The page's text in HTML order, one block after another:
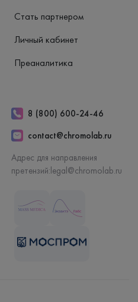
Стать партнером
Личный кабинет
Преаналитика
8 (800) 600-24-46
contact@chromolab.ru
Адрес для направления
претензий:legal@chromolab.ru